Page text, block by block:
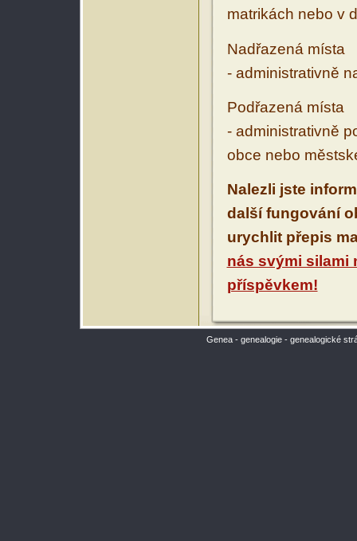
matrikách nebo v
Nadřazená místa
- administrativně
Podřazená místa
- administrativně
obce nebo
Nalezli jste
další fungování
urychlit přepis
nás svými silami
příspěvkem!
Genea - genealogie - genealogické